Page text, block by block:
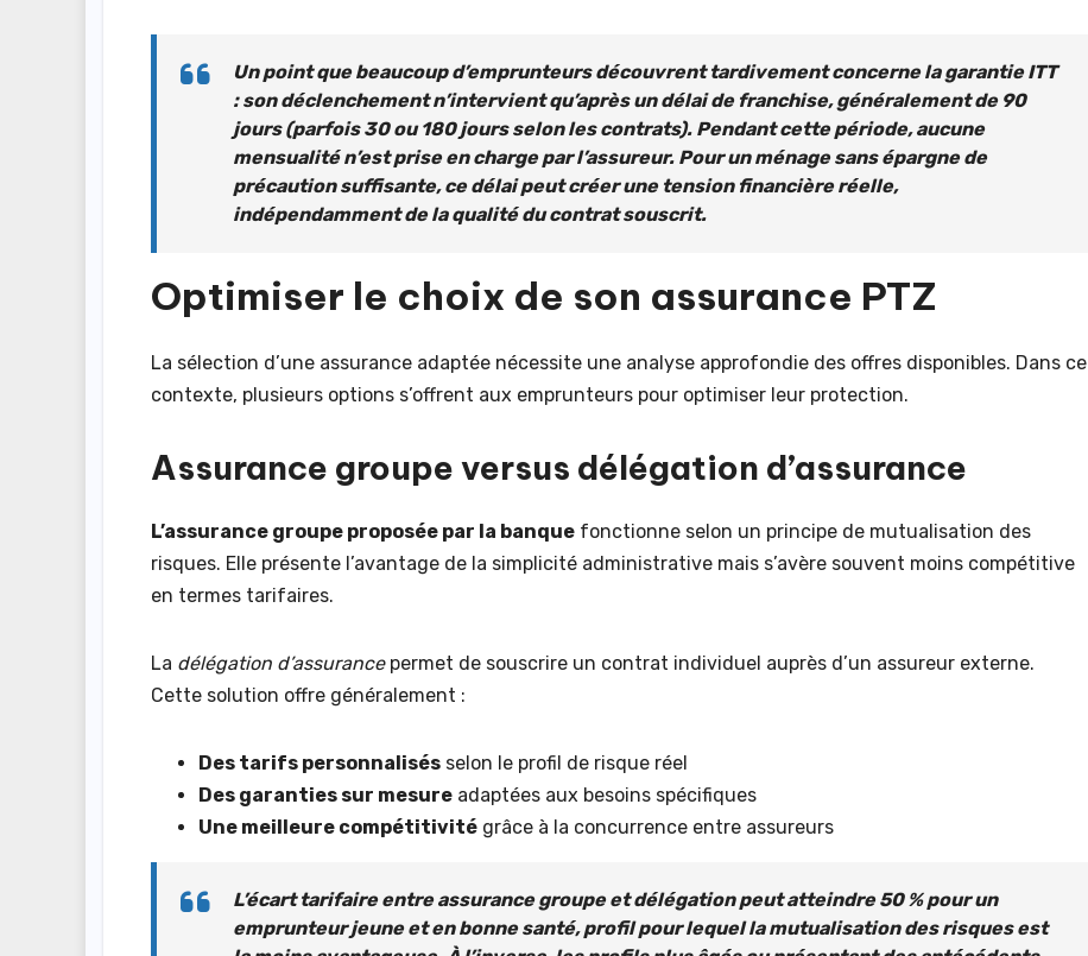
Un point que beaucoup d’emprunteurs découvrent tardivement concerne la garantie ITT
: son déclenchement n’intervient qu’après un délai de franchise, généralement de 90
jours (parfois 30 ou 180 jours selon les contrats). Pendant cette période, aucune
mensualité n’est prise en charge par l’assureur. Pour un ménage sans épargne de
précaution suffisante, ce délai peut créer une tension financière réelle,
indépendamment de la qualité du contrat souscrit.
Optimiser le choix de son assurance PTZ
La sélection d’une assurance adaptée nécessite une analyse approfondie des offres disponibles. Dans ce
contexte, plusieurs options s’offrent aux emprunteurs pour optimiser leur protection.
Assurance groupe versus délégation d’assurance
L’assurance groupe proposée par la banque fonctionne selon un principe de mutualisation des
risques. Elle présente l’avantage de la simplicité administrative mais s’avère souvent moins compétitive
en termes tarifaires.
La délégation d’assurancepermet de souscrire un contrat individuel auprès d’un assureur externe.
Cette solution offre généralement :
Des tarifs personnalisés selon le profil de risque réel
Des garanties sur mesure adaptées aux besoins spécifiques
Une meilleure compétitivité grâce à la concurrence entre assureurs
L’écart tarifaire entre assurance groupe et délégation peut atteindre 50 % pour un
emprunteur jeune et en bonne santé, profil pour lequel la mutualisation des risques est